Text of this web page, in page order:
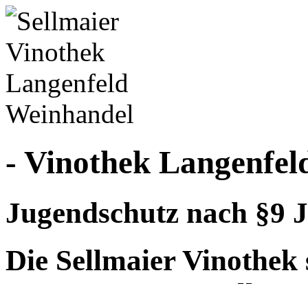
- Vinothek
Jugendschutz nach §9
Die Sellmaier Vinothek